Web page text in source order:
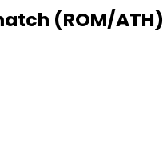
(ROM/ATH)